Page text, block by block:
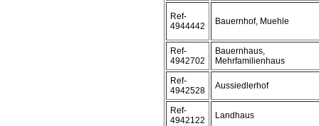
Ref-
4944442
Bauernhof, Muehle
Ref-
4942702
Bauernhaus,
Mehrfamilienhaus
Ref-
4942528
Aussiedlerhof
Ref-
4942122
Landhaus